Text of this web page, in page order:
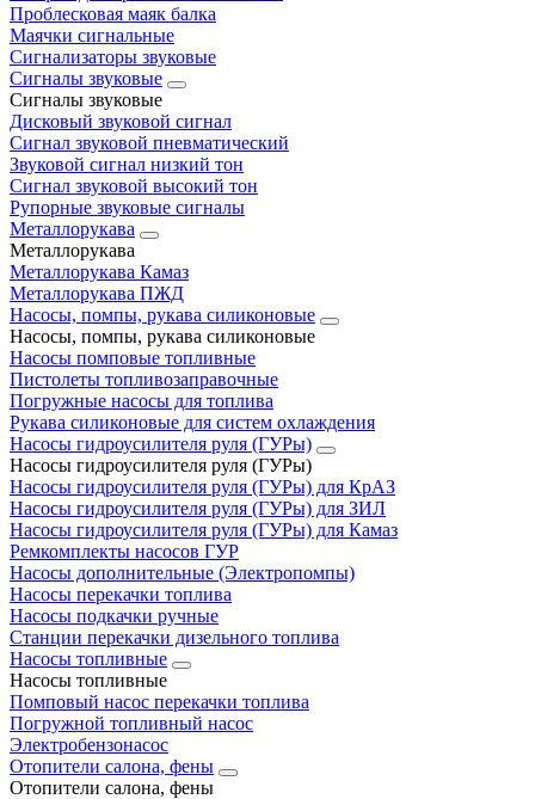
Проблесковая маяк балка
Маячки сигнальные
Сигнализаторы звуковые
Сигналы звуковые
Сигналы звуковые
Дисковый звуковой сигнал
Сигнал звуковой пневматический
Звуковой сигнал низкий тон
Сигнал звуковой высокий тон
Рупорные звуковые сигналы
Металлорукава
Металлорукава
Металлорукава Камаз
Металлорукава ПЖД
Насосы, помпы, рукава силиконовые
Насосы, помпы, рукава силиконовые
Насосы помповые топливные
Пистолеты топливозаправочные
Погружные насосы для топлива
Рукава силиконовые для систем охлаждения
Насосы гидроусилителя руля (ГУРы)
Насосы гидроусилителя руля (ГУРы)
Насосы гидроусилителя руля (ГУРы) для КрАЗ
Насосы гидроусилителя руля (ГУРы) для ЗИЛ
Насосы гидроусилителя руля (ГУРы) для Камаз
Ремкомплекты насосов ГУР
Насосы дополнительные (Электропомпы)
Насосы перекачки топлива
Насосы подкачки ручные
Станции перекачки дизельного топлива
Насосы топливные
Насосы топливные
Помповый насос перекачки топлива
Погружной топливный насос
Электробензонасос
Отопители салона, фены
Отопители салона, фены